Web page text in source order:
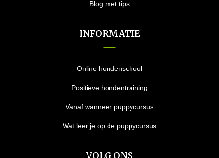
Blog met tips
INFORMATIE
Online hondenschool
Positieve hondentraining
Vanaf wanneer puppycursus
Wat leer je op de puppycursus
VOLG ONS